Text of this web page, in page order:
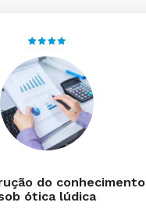
do conhecimento
ótica lúdica